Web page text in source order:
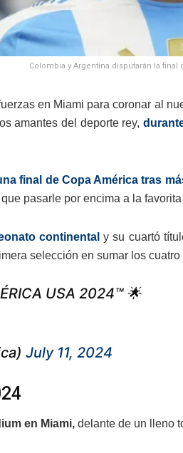
Colombia y Argentina disputarán la final
en Miami para coronar al
amantes del deporte rey,
final de Copa América tras
pasarle por encima a la
continental y su cuartó
selección en sumar los cuatro
USA 2024™ 🌟
July 11, 2024
en Miami, delante de un lleno